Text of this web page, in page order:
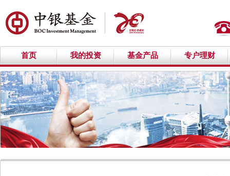
首页 我的投资 基金产品 专户理财